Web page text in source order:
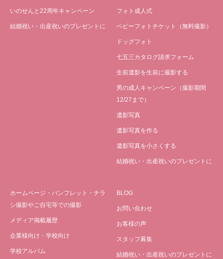
いのせんと22周年キャンペーン
結婚祝い・出産祝いのプレゼントに
フォト成人式
ベビーフォトチケット（無料撮影）
ドッグフォト
七五三カタログ請求フォーム
生前遺影を生前に撮影する
男の成人キャンペーン（撮影期間
12/27まで）
遺影写真
遺影写真を作る
遺影写真を小さくする
結婚祝い・出産祝いのプレゼントに
ホームページ・パンフレット・チラ
シ撮影やご自宅等での撮影
メディア掲載履歴
企業様向け・学校向け
学校アルバム
BLOG
お問い合わせ
お客様の声
スタッフ募集
結婚祝い・出産祝いのプレゼントに